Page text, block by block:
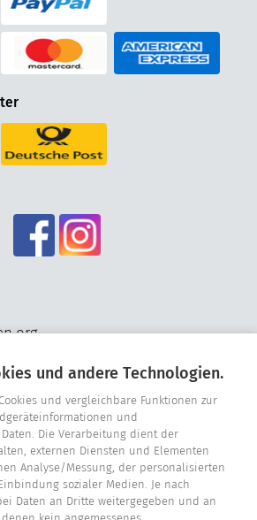
und andere Technologien.
und vergleichbare Funktionen zur
und
Die Verarbeitung dient der
externen Diensten und Elementen
Analyse/Messung, der personalisierten
sozialer Medien. Je nach
Daten an Dritte weitergegeben und an